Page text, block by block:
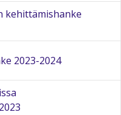
kehittämishanke
2023-2024